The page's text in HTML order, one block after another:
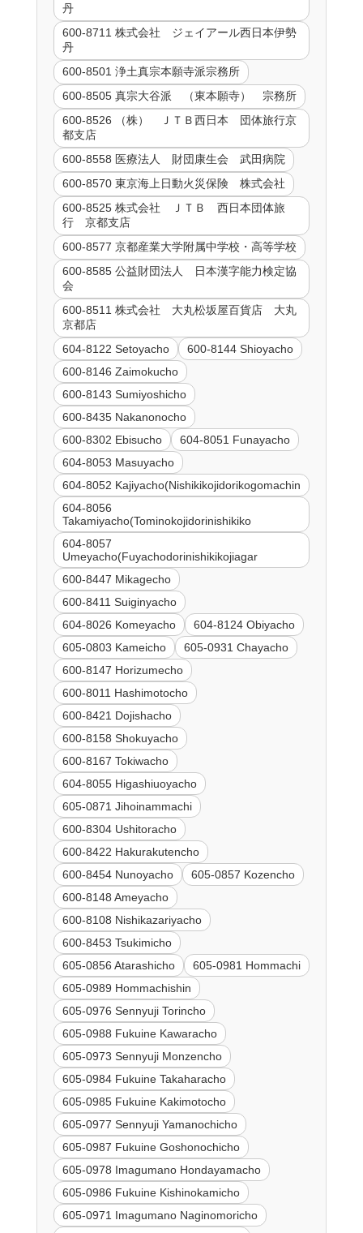
丹
600-8711 株式会社 ジェイアール西日本伊勢
丹
600-8501 浄土真宗本願寺派宗務所
600-8505 真宗大谷派 （東本願寺） 宗務所
600-8526 （株） ＪＴＢ西日本 団体旅行京
都支店
600-8558 医療法人 財団康生会 武田病院
600-8570 東京海上日動火災保険 株式会社
600-8525 株式会社 ＪＴＢ 西日本団体旅
行 京都支店
600-8577 京都産業大学附属中学校・高等学校
600-8585 公益財団法人 日本漢字能力検定協
会
600-8511 株式会社 大丸松坂屋百貨店 大丸
京都店
604-8122 Setoyacho
600-8144 Shioyacho
600-8146 Zaimokucho
600-8143 Sumiyoshicho
600-8435 Nakanonocho
600-8302 Ebisucho
604-8051 Funayacho
604-8053 Masuyacho
604-8052 Kajiyacho(Nishikikojidorikogomachin
604-8056
Takamiyacho(Tominokojidorinishikiko
604-8057
Umeyacho(Fuyachodorinishikikojiagar
600-8447 Mikagecho
600-8411 Suiginyacho
604-8026 Komeyacho
604-8124 Obiyacho
605-0803 Kameicho
605-0931 Chayacho
600-8147 Horizumecho
600-8011 Hashimotocho
600-8421 Dojishacho
600-8158 Shokuyacho
600-8167 Tokiwacho
604-8055 Higashiuoyacho
605-0871 Jihoinammachi
600-8304 Ushitoracho
600-8422 Hakurakutencho
600-8454 Nunoyacho
605-0857 Kozencho
600-8148 Ameyacho
600-8108 Nishikazariyacho
600-8453 Tsukimicho
605-0856 Atarashicho
605-0981 Hommachi
605-0989 Hommachishin
605-0976 Sennyuji Torincho
605-0988 Fukuine Kawaracho
605-0973 Sennyuji Monzencho
605-0984 Fukuine Takaharacho
605-0985 Fukuine Kakimotocho
605-0977 Sennyuji Yamanochicho
605-0987 Fukuine Goshonochicho
605-0978 Imagumano Hondayamacho
605-0986 Fukuine Kishinokamicho
605-0971 Imagumano Naginomoricho